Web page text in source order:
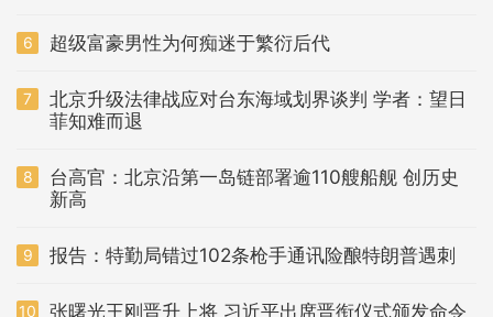
6 超级富豪男性为何痴迷于繁衍后代
7
北京升级法律战应对台东海域划界谈判 学者：望日
菲知难而退
8
台高官：北京沿第一岛链部署逾110艘船舰 创历史
新高
9 报告：特勤局错过102条枪手通讯险酿特朗普遇刺
10
张曙光王刚晋升上将 习近平出席晋衔仪式颁发命令